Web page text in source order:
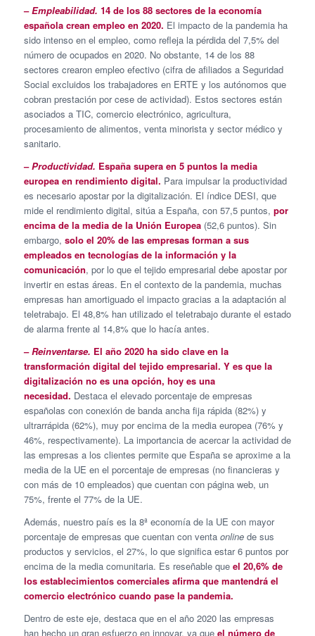
–Empleabilidad. 14 de los 88 sectores de la economía
española crean empleo en 2020. El impacto de la pandemia ha
sido intenso en el empleo, como refleja la pérdida del 7,5% del
número de ocupados en 2020. No obstante, 14 de los 88
sectores crearon empleo efectivo (cifra de afiliados a Seguridad
Social excluidos los trabajadores en ERTE y los autónomos que
cobran prestación por cese de actividad). Estos sectores están
asociados a TIC, comercio electrónico, agricultura,
procesamiento de alimentos, venta minorista y sector médico y
sanitario.
–Productividad. España supera en 5 puntos la media
europea en rendimiento digital. Para impulsar la productividad
es necesario apostar por la digitalización. El índice DESI, que
mide el rendimiento digital, sitúa a España, con 57,5 puntos, por
encima de la media de la Unión Europea(52,6 puntos). Sin
embargo, solo el 20% de las empresas forman a sus
empleados en tecnologías de la información y la
comunicación, por lo que el tejido empresarial debe apostar por
invertir en estas áreas. En el contexto de la pandemia, muchas
empresas han amortiguado el impacto gracias a la adaptación al
teletrabajo. El 48,8% han utilizado el teletrabajo durante el estado
de alarma frente al 14,8% que lo hacía antes.
–Reinventarse. El año 2020 ha sido clave en la
transformación digital del tejido empresarial. Y es que la
digitalización no es una opción, hoy es una
necesidad. Destaca el elevado porcentaje de empresas
españolas con conexión de banda ancha fija rápida (82%) y
ultrarrápida (62%), muy por encima de la media europea (76% y
46%, respectivamente). La importancia de acercar la actividad de
las empresas a los clientes permite que España se aproxime a la
media de la UE en el porcentaje de empresas (no financieras y
con más de 10 empleados) que cuentan con página web, un
75%, frente el 77% de la UE.
Además, nuestro país es la 8ª economía de la UE con mayor
porcentaje de empresas que cuentan con venta onlinede sus
productos y servicios, el 27%, lo que significa estar 6 puntos por
encima de la media comunitaria. Es reseñable que el 20,6% de
los establecimientos comerciales afirma que mantendrá el
comercio electrónico cuando pase la pandemia.
Dentro de este eje, destaca que en el año 2020 las empresas
han hecho un gran esfuerzo en innovar, ya que el número de